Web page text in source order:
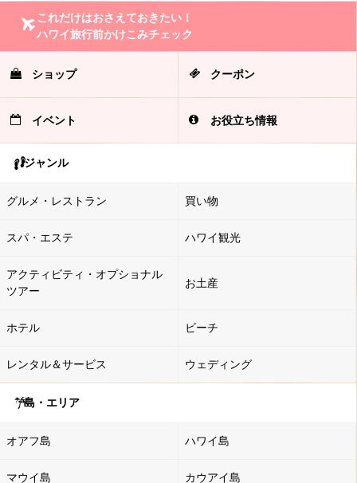
これだけはおさえておきたい！
ハワイ旅行前かけこみチェック
ショップ クーポン
イベント お役立ち情報
ジャンル
グルメ・レストラン 買い物
スパ・エステ ハワイ観光
アクティビティ・オプショナル
ツアー
お土産
ホテル ビーチ
レンタル＆サービス ウェディング
島・エリア
オアフ島 ハワイ島
マウイ島 カウアイ島